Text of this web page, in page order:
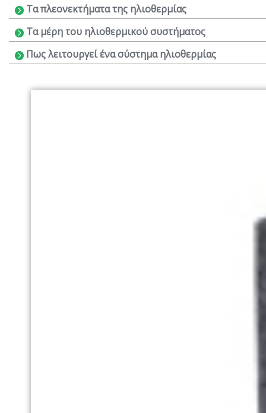
Τα πλεονεκτήματα της ηλιοθερμίας
Τα μέρη του ηλιοθερμικού συστήματος
Πως λειτουργεί ένα σύστημα ηλιοθερμίας